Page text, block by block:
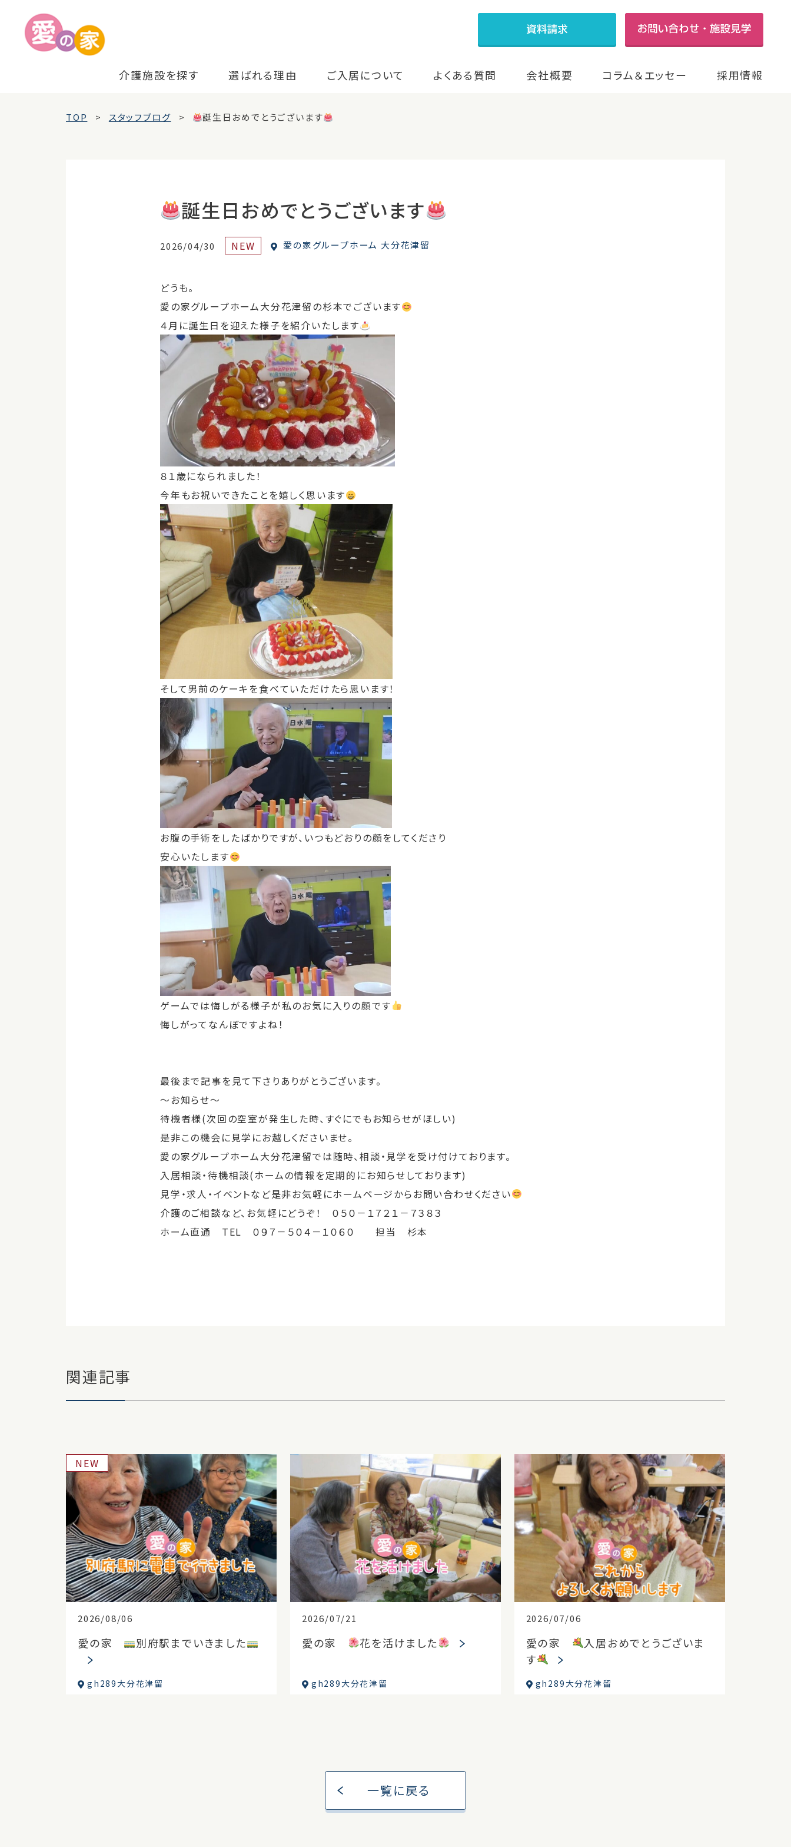
介護施設を探す 選ばれる理由 ご入居について よくある質問 会社概要 コラム＆エッセー 採用情報
TOP スタッフブログ 誕生日おめでとうございます
誕生日おめでとうございます
2026/04/30 NEW 愛の家グループホーム 大分花津留
どうも。
愛の家グループホーム大分花津留の杉本でございます
４月に誕生日を迎えた様子を紹介いたします
８１歳になられました！
今年もお祝いできたことを嬉しく思います
そして男前のケーキを食べていただけたら思います！
お腹の手術をしたばかりですが、いつもどおりの顔をしてくださり
安心いたします
ゲームでは悔しがる様子が私のお気に入りの顔です
悔しがってなんぼですよね！
最後まで記事を見て下さりありがとうございます。
～お知らせ～
待機者様(次回の空室が発生した時、すぐにでもお知らせがほしい)
是非この機会に見学にお越しくださいませ。
愛の家グループホーム大分花津留では随時、相談・見学を受け付けております。
入居相談・待機相談(ホームの情報を定期的にお知らせしております)
見学・求人・イベントなど是非お気軽にホームページからお問い合わせください
介護のご相談など、お気軽にどうぞ！ ０５０－１７２１－７３８３
ホーム直通 TEL ０９７－５０４－１０６０ 担当 杉本
関連記事
2026/08/06
NEW
愛の家 別府駅までいきました
gh289大分花津留
2026/07/21
愛の家 花を活けました
gh289大分花津留
2026/07/06
愛の家
入居おめでとうございま
す
gh289大分花津留
一覧に戻る